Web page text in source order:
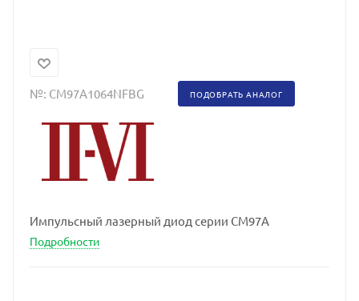
№: CM97A1064NFBG ПОДОБРАТЬ АНАЛОГ
Импульсный лазерный диод серии CM97A
Подробности